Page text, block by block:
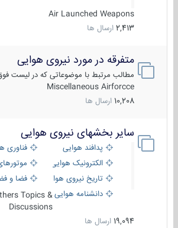
Air Launched Weapons
2,413 ارسال ها
متفرقه در مورد نیروی هوایی
مطالب مرتبط با موضوعاتی که در لیست فوق
Miscellaneous Airforcce
10,208 ارسال ها
سایر بخشهای نیروی هوایی
پدافند هوایی
فناوری
الکترونیک هوایی
موتورهای
تاریخ نیروی هوایی
فضا و
دانشنامه هواییTopics &
Discussions
19,094 ارسال ها